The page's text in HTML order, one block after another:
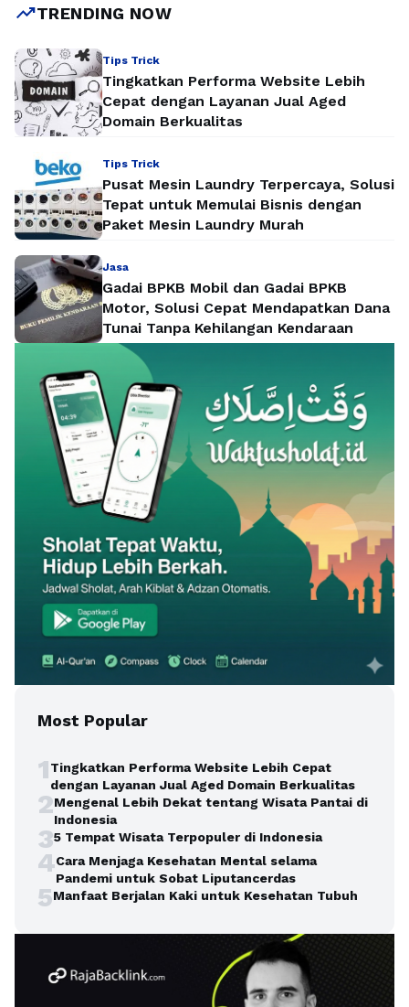
trending_upTRENDING NOW
Tips Trick
Tingkatkan Performa Website Lebih
Cepat dengan Layanan Jual Aged
Domain Berkualitas
Tips Trick
Pusat Mesin Laundry Terpercaya, Solusi
Tepat untuk Memulai Bisnis dengan
Paket Mesin Laundry Murah
Jasa
Gadai BPKB Mobil dan Gadai BPKB
Motor, Solusi Cepat Mendapatkan Dana
Tunai Tanpa Kehilangan Kendaraan
Most Popular
1Tingkatkan Performa Website Lebih Cepat
dengan Layanan Jual Aged Domain Berkualitas
2Mengenal Lebih Dekat tentang Wisata Pantai di
Indonesia
35 Tempat Wisata Terpopuler di Indonesia
4Cara Menjaga Kesehatan Mental selama
Pandemi untuk Sobat Liputancerdas
5Manfaat Berjalan Kaki untuk Kesehatan Tubuh